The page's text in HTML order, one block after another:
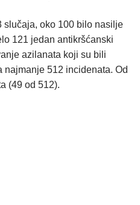
slučaja, oko 100 bilo nasilje
121 jedan antikršćanski
azilanata koji su bili
512 incidenata. Od
(49 od 512).